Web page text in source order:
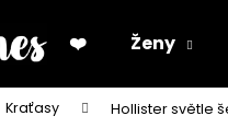
❤️ Ženy
Kraťasy Hollister světle